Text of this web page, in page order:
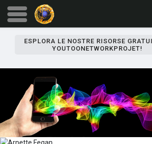
ESPLORA LE NOSTRE RISORSE
YOUTOONETWORKPROJET!